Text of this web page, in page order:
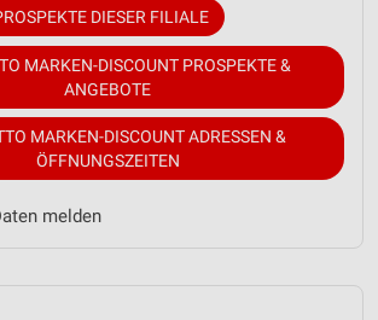
DIESER FILIALE
MARKEN-DISCOUNT PROSPEKTE &
ANGEBOTE
MARKEN-DISCOUNT ADRESSEN &
ÖFFNUNGSZEITEN
melden